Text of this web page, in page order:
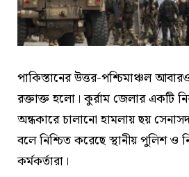
পাকিস্তানের উত্তর-পশ্চিমাঞ্চল
রক্তাক্ত হলো। কুর্রাম জেলার একটি
অন্ধকারে চালানো হামলায় ছয়
বলে নিশ্চিত করেছে স্থানীয় পুলিশ ও
কর্মকর্তারা।